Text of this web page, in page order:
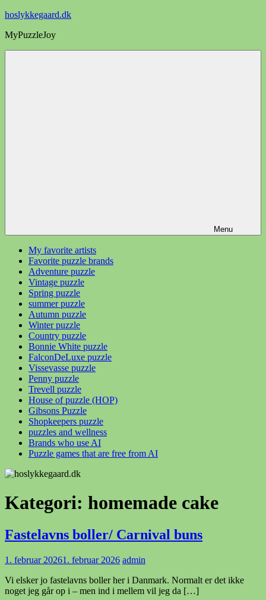
Videre
indhold
hoslykkegaard.dk
MyPuzzleJoy
Menu
My favorite artists
Favorite puzzle brands
Adventure puzzle
Vintage puzzle
Spring puzzle
summer puzzle
Autumn puzzle
Winter puzzle
Country puzzle
Bonnie White puzzle
FalconDeLuxe puzzle
Vissevasse puzzle
Penny puzzle
Trevell puzzle
House of puzzle (HOP)
Gibsons Puzzle
Shopkeepers puzzle
puzzles and wellness
Brands who use AI
Puzzle games that are free from AI
Kategori: homemade cake
Fastelavns boller/ Carnival buns
1. februar 20261. februar 2026 admin
Vi elsker jo fastelavns boller her i Danmark. Normalt er det ikke
noget jeg går op i – men ind i mellem vil jeg da […]